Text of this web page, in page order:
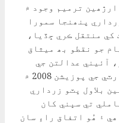
ترميم وجود ۾
پنھنجا سمورا
کي منتقل ڪري ڇڏيا،
جو نقطو بھ ميثاق
آئيني عدالتن جي
معاملي تي پيپلز پارٽي جي پوزيشن 2008 ۾
بلاول ڀٽو زرداري
تي سڀني کان
۽ ھُو اتفاق راءِ سان